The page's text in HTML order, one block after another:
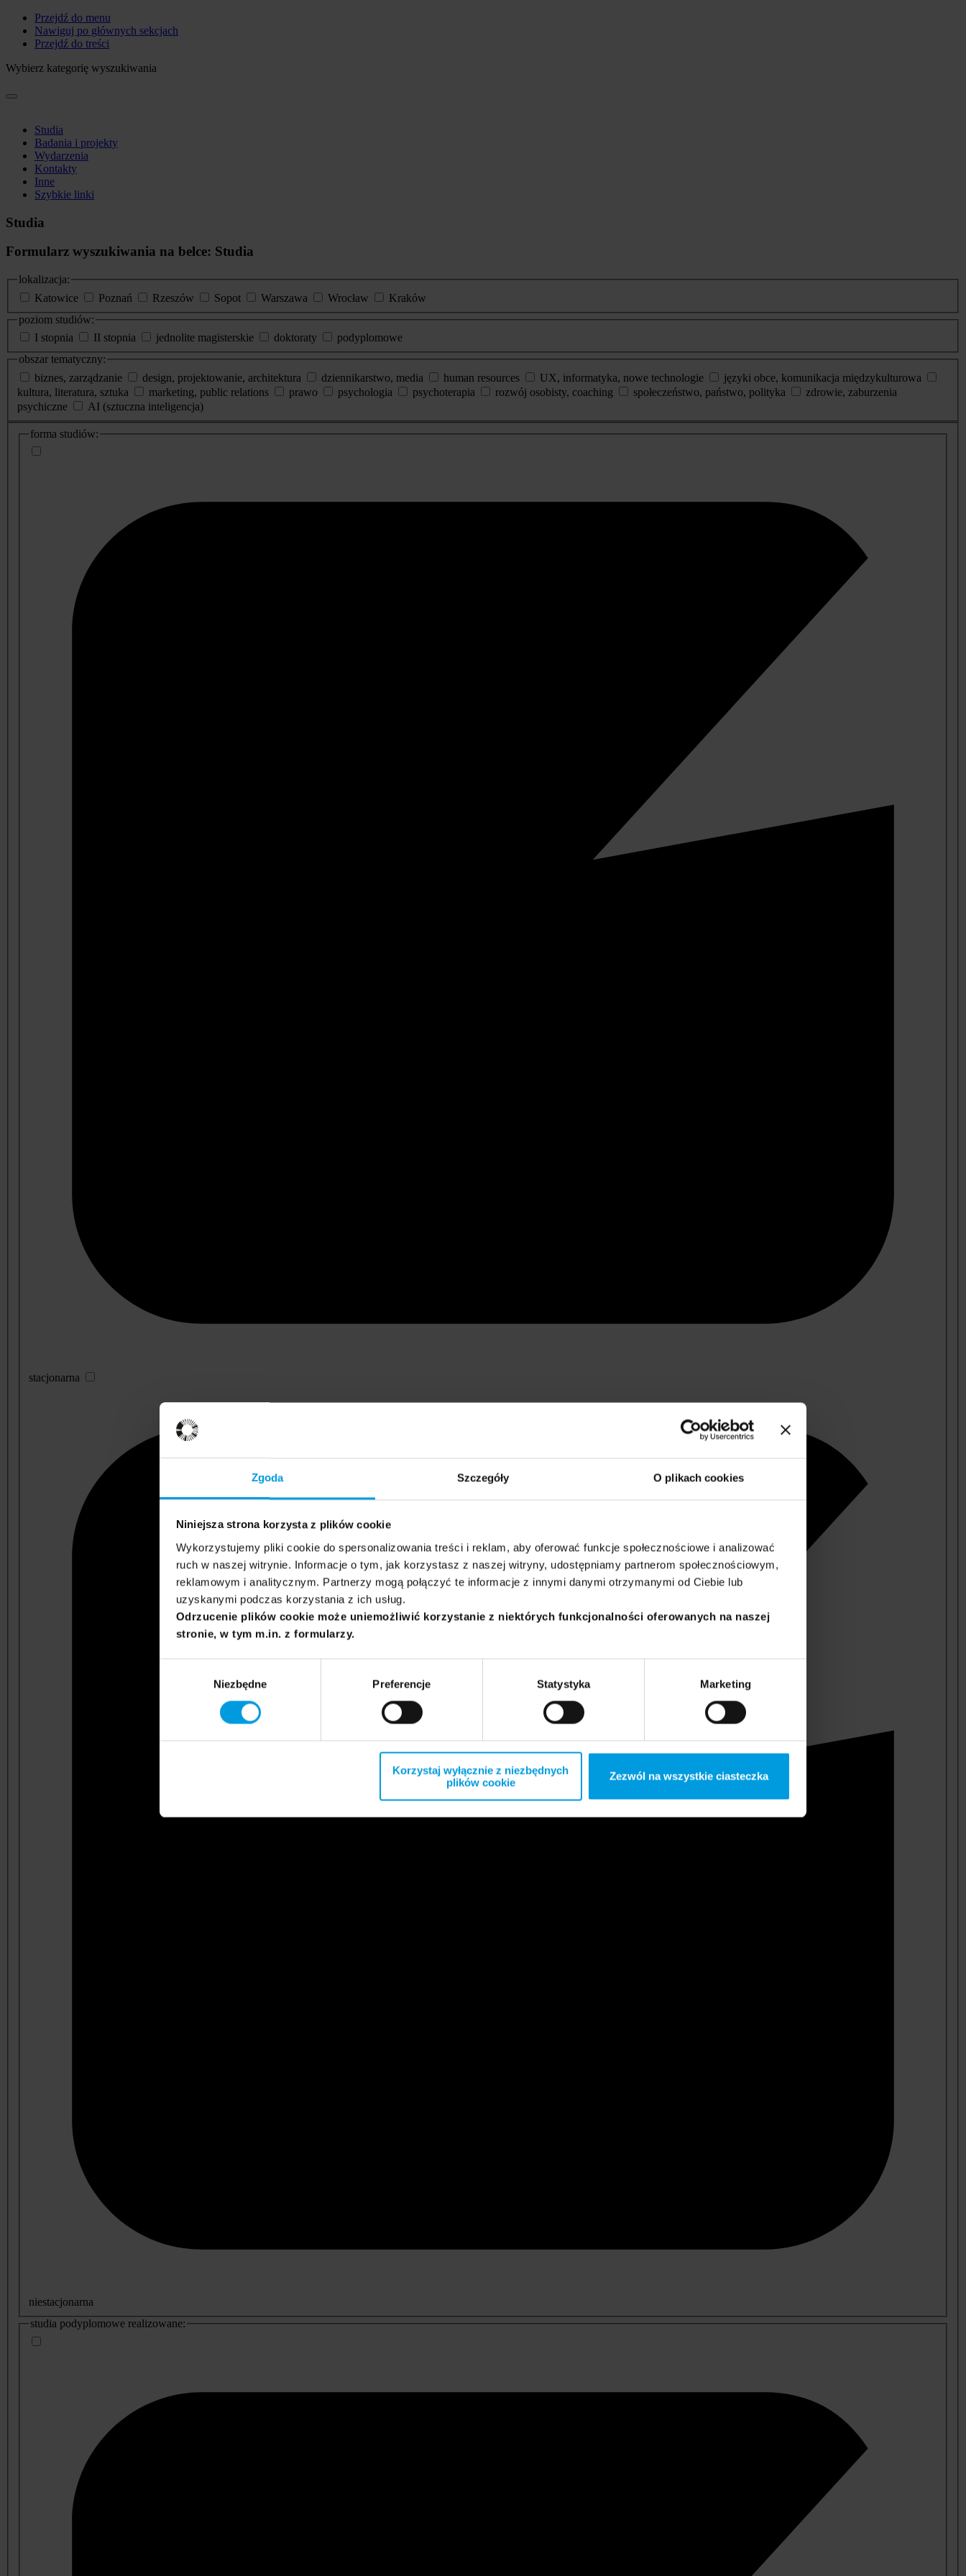
Zgoda Szczegóły O plikach cookies
Niniejsza strona korzysta z plików cookie
Wykorzystujemy pliki cookie do spersonalizowania treści i reklam, aby oferować funkcje społecznościowe i analizować
ruch w naszej witrynie. Informacje o tym, jak korzystasz z naszej witryny, udostępniamy partnerom społecznościowym,
reklamowym i analitycznym. Partnerzy mogą połączyć te informacje z innymi danymi otrzymanymi od Ciebie lub
uzyskanymi podczas korzystania z ich usług.
Odrzucenie plików cookie może uniemożliwić korzystanie z niektórych funkcjonalności oferowanych na naszej
stronie, w tym m.in. z formularzy.
Niezbędne Preferencje Statystyka Marketing
Korzystaj wyłącznie z niezbędnych
plików cookie
Zezwól na wszystkie ciasteczka
Przejdź do menu
Nawiguj po głównych sekcjach
Przejdź do treści
Wybierz kategorię wyszukiwania
Studia
Badania i projekty
Wydarzenia
Kontakty
Inne
Szybkie linki
Studia
Formularz wyszukiwania na belce: Studia
lokalizacja:
Katowice
Poznań Rzeszów Sopot Warszawa Wrocław
Kraków
poziom studiów:
I stopnia
II stopnia jednolite magisterskie doktoraty
podyplomowe
obszar tematyczny:
biznes, zarządzanie
design, projektowanie, architektura dziennikarstwo, media human resources UX, informatyka, nowe technologie
języki obce, komunikacja międzykulturowa
kultura, literatura, sztuka
marketing, public relations prawo psychologia psychoterapia rozwój osobisty, coaching społeczeństwo, państwo, polityka
zdrowie, zaburzenia
psychiczne
AI (sztuczna inteligencja)
dodatkowe
informacje
forma studiów:
stacjonarna
niestacjonarna
studia podyplomowe realizowane: